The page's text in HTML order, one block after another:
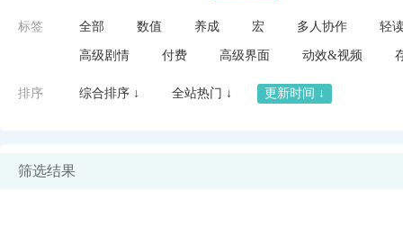
标签 全部 数值 养成 宏 多人协作 轻
高级剧情 付费 高级界面 动效&视频
排序 综合排序 ↓ 全站热门 ↓ 更新时间 ↓
筛选结果